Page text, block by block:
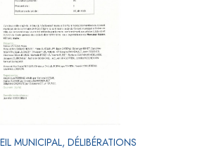
MUNICIPAL, DÉLIBÉRATIONS